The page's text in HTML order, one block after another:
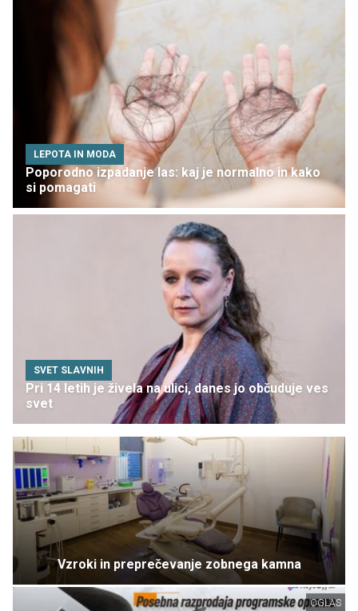
LEPOTA IN MODA
Poporodno izpadanje las: kaj je normalno in kako
si pomagati
SVET SLAVNIH
Pri 14 letih je živela na ulici, danes jo občuduje ves
svet
Vzroki in preprečevanje zobnega kamna
OGLAS